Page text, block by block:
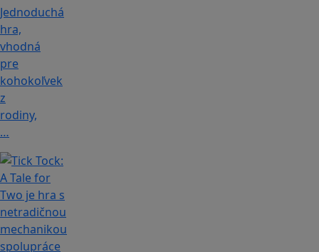
Jednoduchá
hra,
vhodná
pre
kohokoľvek
z
rodiny,
…